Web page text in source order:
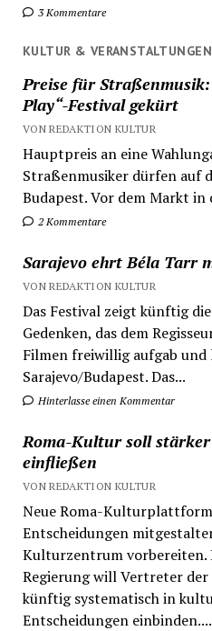
3 Kommentare
KULTUR & VERANSTALTUNGEN
Preise für
Play“-Festival gekürt
VON REDAKTION KULTUR
Hauptpreis an eine
Straßenmusiker dürfen auf
Budapest. Vor dem Markt in
2 Kommentare
Sarajevo ehrt Béla Tarr
VON REDAKTION KULTUR
Das Festival zeigt künftig
Gedenken, das dem
Filmen freiwillig aufgab und
Sarajevo/Budapest. Das...
Hinterlasse einen Kommentar
Roma-Kultur soll
einfließen
VON REDAKTION KULTUR
Neue Roma-
Entscheidungen
Kulturzentrum vorbereiten.
Regierung will Vertreter der
künftig systematisch in
Entscheidungen einbinden....